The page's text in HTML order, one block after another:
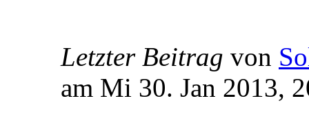
Letzter Beitrag von
am Mi 30. Jan 2013,